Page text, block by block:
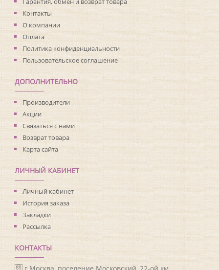
Материал основы:
Флизелин
Раппорт:53
Контакты
О компании
Оплата
Политика конфиденциальности
Пользовательское соглашение
ДОПОЛНИТЕЛЬНО
Производители
Акции
Связаться с нами
Возврат товара
Карта сайта
ЛИЧНЫЙ КАБИНЕТ
Личный кабинет
История заказа
Закладки
Рассылка
КОНТАКТЫ
г.Москва, поселение Московский, 22-ой км.